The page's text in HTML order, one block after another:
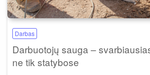
Darbas
Darbuotojų sauga –
ne tik statybose